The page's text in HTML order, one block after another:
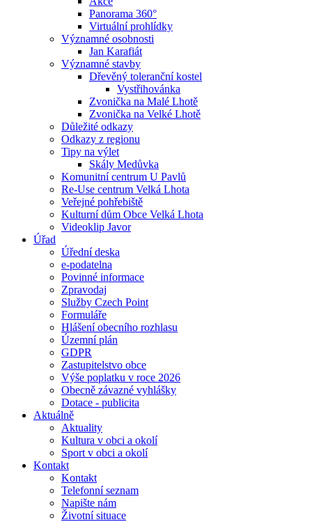
Panorama 360°
Virtuální prohlídky
Významné osobnosti
Jan Karafiát
Významné stavby
Dřevěný toleranční kostel
Vystřihovánka
Zvonička na Malé Lhotě
Zvonička na Velké Lhotě
Důležité odkazy
Odkazy z regionu
Tipy na výlet
Skály Medůvka
Komunitní centrum U Pavlů
Re-Use centrum Velká Lhota
Veřejné pohřebiště
Kulturní dům Obce Velká Lhota
Videoklip Javor
Úřad
Úřední deska
e-podatelna
Povinné informace
Zpravodaj
Služby Czech Point
Formuláře
Hlášení obecního rozhlasu
Územní plán
GDPR
Zastupitelstvo obce
Výše poplatku v roce 2026
Obecně závazné vyhlášky
Dotace - publicita
Aktuálně
Aktuality
Kultura v obci a okolí
Sport v obci a okolí
Kontakt
Kontakt
Telefonní seznam
Napište nám
Životní situace